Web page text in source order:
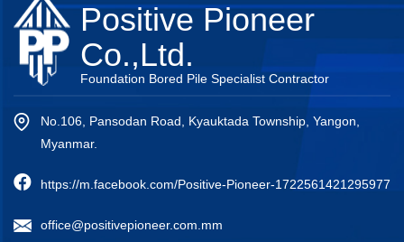
Positive Pioneer
Co.,Ltd.
Foundation Bored Pile Specialist Contractor
No.106, Pansodan Road, Kyauktada Township, Yangon,
Myanmar.
https://m.facebook.com/Positive-Pioneer-1722561421295977
office@positivepioneer.com.mm